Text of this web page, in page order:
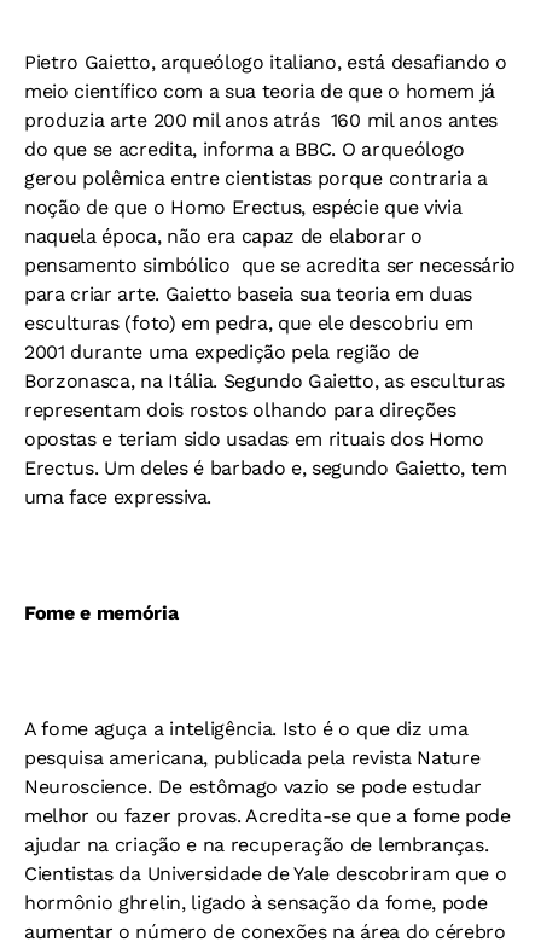
Pietro Gaietto, arqueólogo italiano, está desafiando o
meio científico com a sua teoria de que o homem já
produzia arte 200 mil anos atrás  160 mil anos antes
do que se acredita, informa a BBC. O arqueólogo
gerou polêmica entre cientistas porque contraria a
noção de que o Homo Erectus, espécie que vivia
naquela época, não era capaz de elaborar o
pensamento simbólico  que se acredita ser necessário
para criar arte. Gaietto baseia sua teoria em duas
esculturas (foto) em pedra, que ele descobriu em
2001 durante uma expedição pela região de
Borzonasca, na Itália. Segundo Gaietto, as esculturas
representam dois rostos olhando para direções
opostas e teriam sido usadas em rituais dos Homo
Erectus. Um deles é barbado e, segundo Gaietto, tem
uma face expressiva.
Fome e memória
A fome aguça a inteligência. Isto é o que diz uma
pesquisa americana, publicada pela revista Nature
Neuroscience. De estômago vazio se pode estudar
melhor ou fazer provas. Acredita-se que a fome pode
ajudar na criação e na recuperação de lembranças.
Cientistas da Universidade de Yale descobriram que o
hormônio ghrelin, ligado à sensação da fome, pode
aumentar o número de conexões na área do cérebro